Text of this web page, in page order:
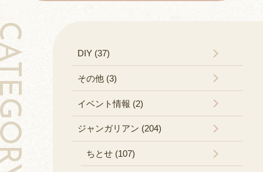
DIY (37)
その他 (3)
イベント情報 (2)
ジャンガリアン (204)
ちとせ (107)